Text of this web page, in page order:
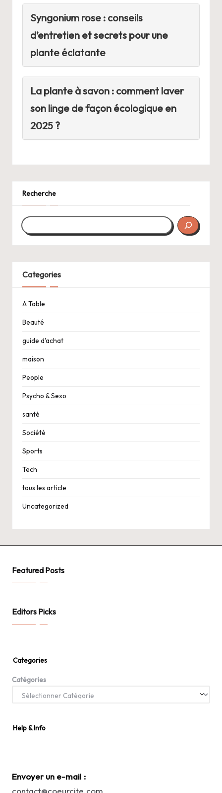
Syngonium rose : conseils
d’entretien et secrets pour une
plante éclatante
La plante à savon : comment laver
son linge de façon écologique en
2025 ?
Recherche
Categories
A Table
Beauté
guide d'achat
maison
People
Psycho & Sexo
santé
Société
Sports
Tech
tous les article
Uncategorized
Featured Posts
Editors Picks
Categories
Catégories
Help & Info
Envoyer un e-mail :
contact@coeurcite.com